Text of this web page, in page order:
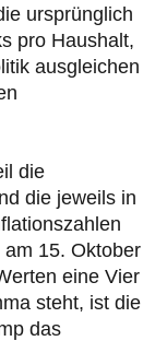
ursprünglich
pro Haushalt,
ausgleichen
die
die jeweils in
15. Oktober
eine Vier
steht, ist die
das